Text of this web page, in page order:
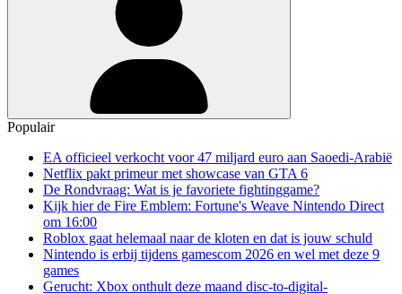
Populair
EA officieel verkocht voor 47 miljard euro aan Saoedi-Arabië
Netflix pakt primeur met showcase van GTA 6
De Rondvraag: Wat is je favoriete fightinggame?
Kijk hier de Fire Emblem: Fortune's Weave Nintendo Direct
om 16:00
Roblox gaat helemaal naar de kloten en dat is jouw schuld
Nintendo is erbij tijdens gamescom 2026 en wel met deze 9
games
Gerucht: Xbox onthult deze maand disc-to-digital-